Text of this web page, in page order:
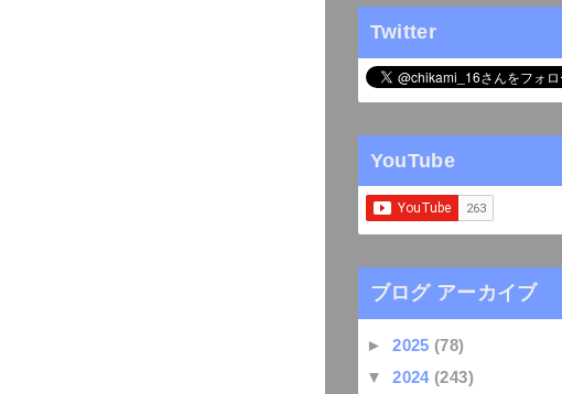
Twitter
YouTube
ブログ アーカイブ
►2025 (78)
▼2024 (243)